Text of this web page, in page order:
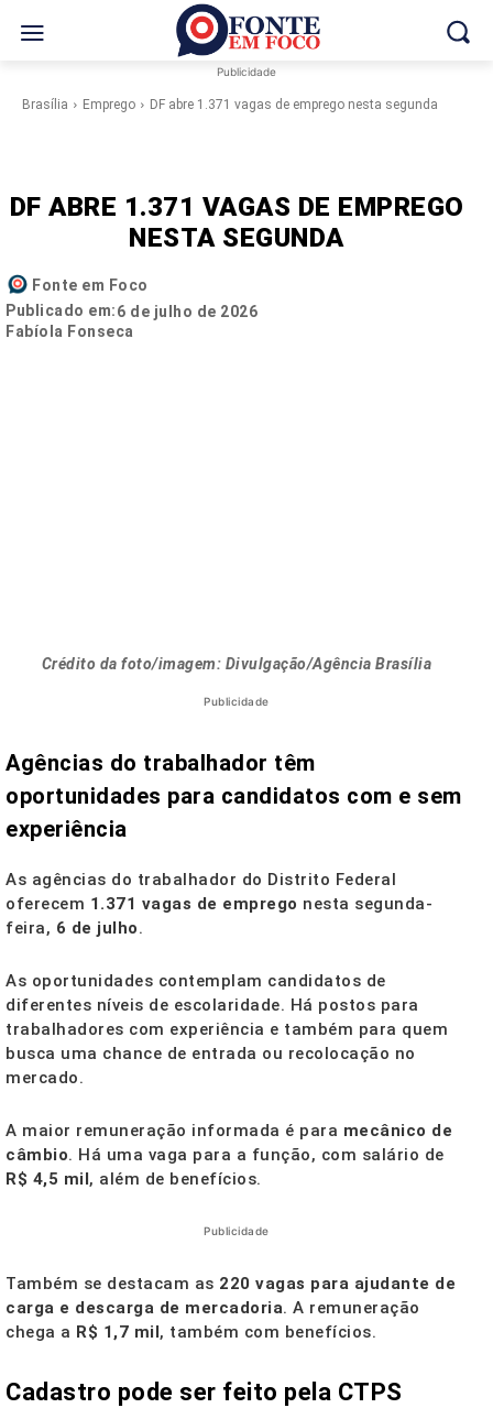
Publicidade
Brasília Emprego DF abre 1.371 vagas de emprego nesta segunda
DF ABRE 1.371 VAGAS DE EMPREGO
NESTA SEGUNDA
Fonte em Foco
Publicado em:6 de julho de 2026
Fabíola Fonseca
Crédito da foto/imagem: Divulgação/Agência Brasília
Publicidade
Agências do trabalhador têm
oportunidades para candidatos com e sem
experiência
As agências do trabalhador do Distrito Federal
oferecem 1.371 vagas de emprego nesta segunda-
feira, 6 de julho.
As oportunidades contemplam candidatos de
diferentes níveis de escolaridade. Há postos para
trabalhadores com experiência e também para quem
busca uma chance de entrada ou recolocação no
mercado.
A maior remuneração informada é para mecânico de
câmbio. Há uma vaga para a função, com salário de
R$ 4,5 mil , além de benefícios.
Publicidade
Também se destacam as 220 vagas para ajudante de
carga e descarga de mercadoria. A remuneração
chega a R$ 1,7 mil , também com benefícios.
Cadastro pode ser feito pela CTPS